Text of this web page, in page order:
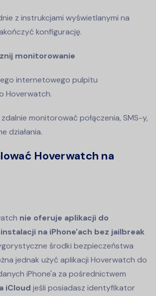
z instrukcjami wyświetlanymi na
konfigurację.
monitorowanie
internetowego pulpitu
Hoverwatch.
monitorować połączenia, SMS-y,
działania.
Hoverwatch na
nie oferuje aplikacji do
na iPhone'ach bez jailbreak
środki bezpieczeństwa
jednak użyć aplikacji Hoverwatch do
iPhone'a za pośrednictwem
iCloud jeśli posiadasz identyfikator